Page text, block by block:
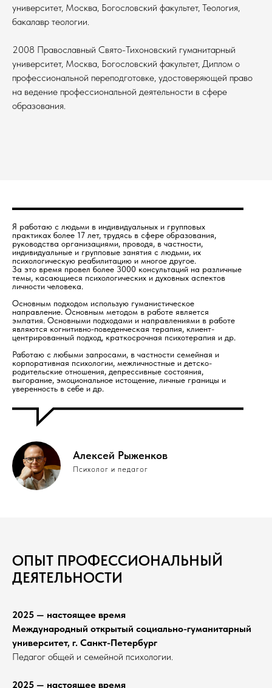
университет, Москва, Богословский факультет, Теология,
бакалавр теологии.
2008 Православный Свято-Тихоновский гуманитарный
университет, Москва, Богословский факультет, Диплом о
профессиональной переподготовке, удостоверяющей право
на ведение профессиональной деятельности в сфере
образования.
Я работаю с людьми в индивидуальных и групповых
практиках более 17 лет, трудясь в сфере образования,
руководства организациями, проводя, в частности,
индивидуальные и групповые занятия с людьми, их
психологическую реабилитацию и многое другое.
За это время провел более 3000 консультаций на различные
темы, касающиеся психологических и духовных аспектов
личности человека.
Основным подходом использую гуманистическое
направление. Основным методом в работе является
эмпатия. Основными подходами и направлениями в работе
являются когнитивно-поведенческая терапия, клиент-
центрированный подход, краткосрочная психотерапия и др.
Работаю с любыми запросами, в частности семейная и
корпоративная психологии, межличностные и детско-
родительские отношения, депрессивные состояния,
выгорание, эмоциональное истощение, личные границы и
уверенность в себе и др.
Алексей Рыженков
Психолог и педагог
ОПЫТ ПРОФЕССИОНАЛЬНЫЙ
ДЕЯТЕЛЬНОСТИ
2025 — настоящее время
Международный открытый социально-гуманитарный
университет, г. Санкт-Петербург
Педагог общей и семейной психологии.
2025 — настоящее время